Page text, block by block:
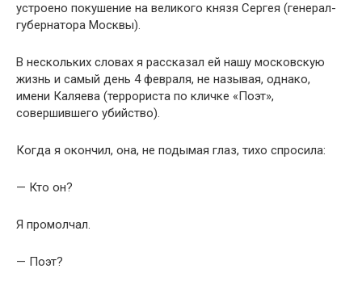
устроено покушение на великого князя Сергея (генерал-
губернатора Москвы).
В нескольких словах я рассказал ей нашу московскую
жизнь и самый день 4 февраля, не называя, однако,
имени Каляева (террориста по кличке «Поэт»,
совершившего убийство).
Когда я окончил, она, не подымая глаз, тихо спросила:
— Кто он?
Я промолчал.
— Поэт?